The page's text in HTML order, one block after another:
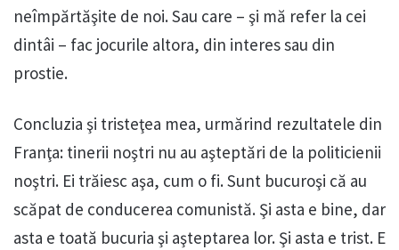
neîmpărtăşite de noi. Sau care – şi mă refer la cei
dintâi – fac jocurile altora, din interes sau din
prostie.
Concluzia şi tristeţea mea, urmărind rezultatele din
Franţa: tinerii noştri nu au aşteptări de la politicienii
noştri. Ei trăiesc aşa, cum o fi. Sunt bucuroşi că au
scăpat de conducerea comunistă. Şi asta e bine, dar
asta e toată bucuria şi aşteptarea lor. Şi asta e trist. E